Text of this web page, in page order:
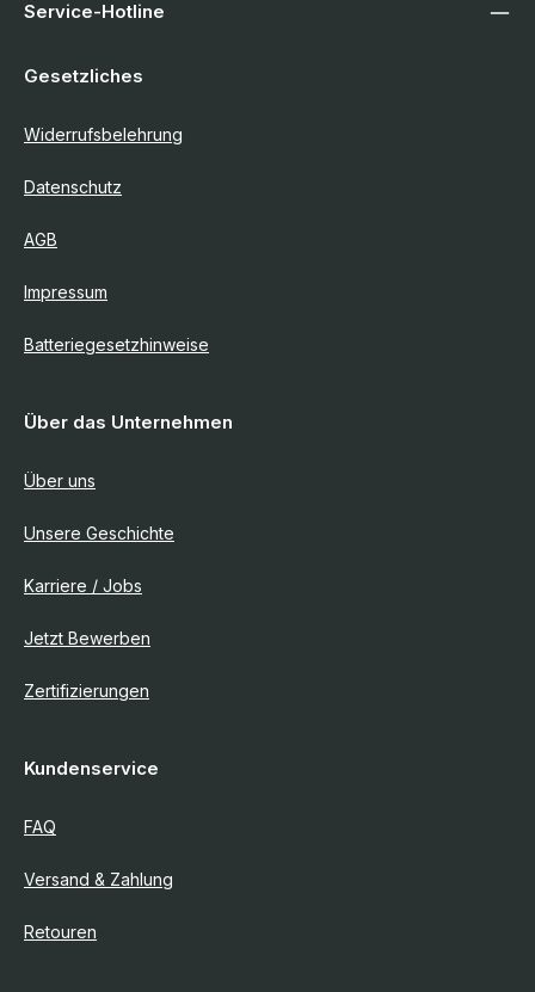
Service-Hotline
Gesetzliches
Widerrufsbelehrung
Datenschutz
AGB
Impressum
Batteriegesetzhinweise
Über das Unternehmen
Über uns
Unsere Geschichte
Karriere / Jobs
Jetzt Bewerben
Zertifizierungen
Kundenservice
FAQ
Versand & Zahlung
Retouren